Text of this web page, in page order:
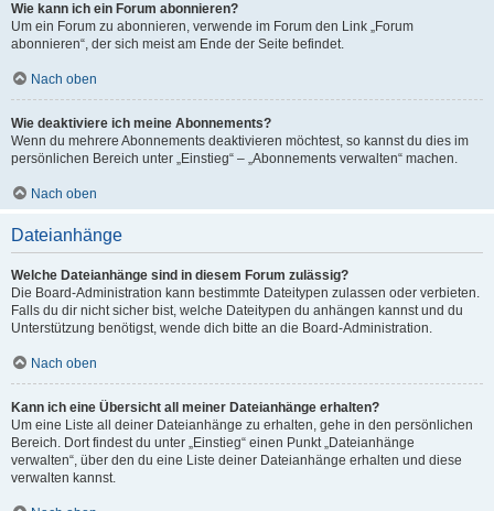
Wie kann ich ein Forum abonnieren?
Um ein Forum zu abonnieren, verwende im Forum den Link „Forum
abonnieren“, der sich meist am Ende der Seite befindet.
Nach oben
Wie deaktiviere ich meine Abonnements?
Wenn du mehrere Abonnements deaktivieren möchtest, so kannst du dies im
persönlichen Bereich unter „Einstieg“ – „Abonnements verwalten“ machen.
Nach oben
Dateianhänge
Welche Dateianhänge sind in diesem Forum zulässig?
Die Board-Administration kann bestimmte Dateitypen zulassen oder verbieten.
Falls du dir nicht sicher bist, welche Dateitypen du anhängen kannst und du
Unterstützung benötigst, wende dich bitte an die Board-Administration.
Nach oben
Kann ich eine Übersicht all meiner Dateianhänge erhalten?
Um eine Liste all deiner Dateianhänge zu erhalten, gehe in den persönlichen
Bereich. Dort findest du unter „Einstieg“ einen Punkt „Dateianhänge
verwalten“, über den du eine Liste deiner Dateianhänge erhalten und diese
verwalten kannst.